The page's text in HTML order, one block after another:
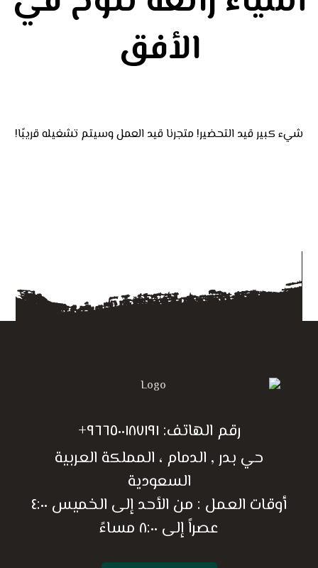
الأفق
شيء كبير قيد التحضير! متجرنا قيد العمل وسيتم تشغيله قريبًا!
رقم الهاتف: ٩٦٦٥٠٠١٨٧١٩١+
حي بدر , الدمام ، المملكة العربية
السعودية
أوقات العمل : من الأحد إلى الخميس ٤:٠٠
عصراً إلى ٨:٠٠ مساءً